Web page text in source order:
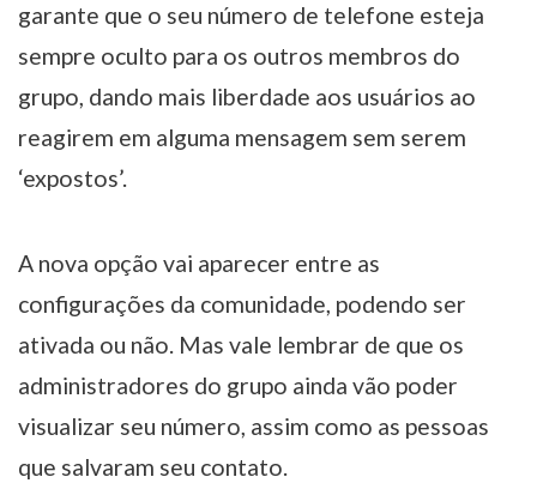
garante que o seu número de telefone esteja
sempre oculto para os outros membros do
grupo, dando mais liberdade aos usuários ao
reagirem em alguma mensagem sem serem
‘expostos’.
A nova opção vai aparecer entre as
configurações da comunidade, podendo ser
ativada ou não. Mas vale lembrar de que os
administradores do grupo ainda vão poder
visualizar seu número, assim como as pessoas
que salvaram seu contato.